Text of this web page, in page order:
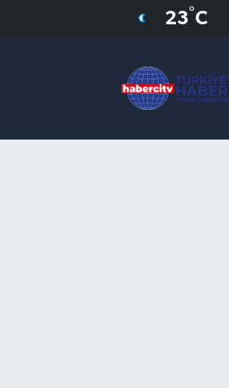
23°C
Nöbetçi Eczaneler
Hava Durumu